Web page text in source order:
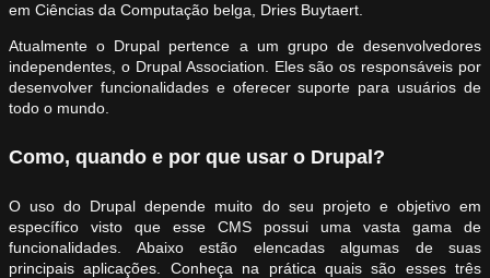
em Ciências da Computação belga, Dries Buytaert.
Atualmente o Drupal pertence a um grupo de desenvolvedores
independentes, o Drupal Association. Eles são os responsáveis por
desenvolver funcionalidades e oferecer suporte para usuários de
todo o mundo.
Como, quando e por que usar o Drupal?
O uso do Drupal depende muito do seu projeto e objetivo em
específico visto que esse CMS possui uma vasta gama de
funcionalidades. Abaixo estão elencadas algumas de suas
principais aplicações. Conheça na prática quais são esses três